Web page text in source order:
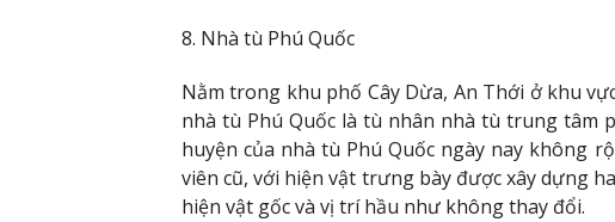
8. Nhà tù Phú Quốc
Nằm trong khu phố Cây Dừa, An Thới ở khu
nhà tù Phú Quốc là tù nhân nhà tù trung tâm
huyện của nhà tù Phú Quốc ngày nay không
viên cũ, với hiện vật trưng bày được xây dựng
hiện vật gốc và vị trí hầu như không thay đổi.